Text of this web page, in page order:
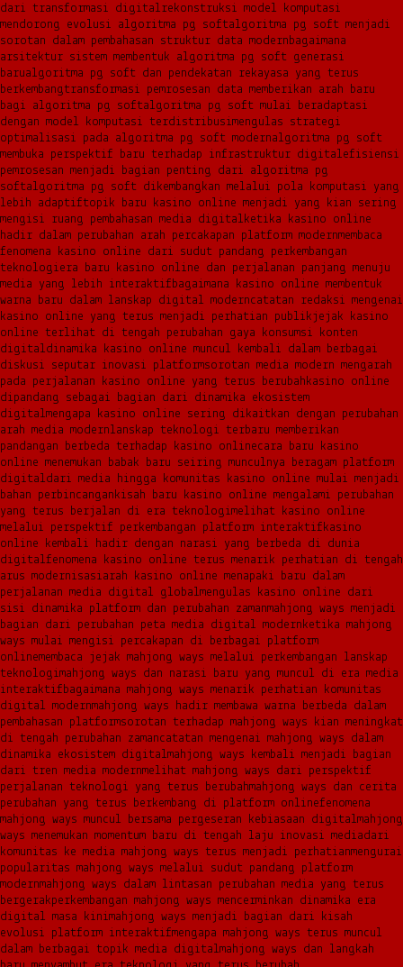
dari transformasi digitalrekonstruksi model komputasi
mendorong evolusi algoritma pg softalgoritma pg soft menjadi
sorotan dalam pembahasan struktur data modern bagaimana
arsitektur sistem membentuk algoritma pg soft generasi
barualgoritma pg soft dan pendekatan rekayasa yang terus
berkembangtransformasi pemrosesan data memberikan arah baru
bagi algoritma pg softalgoritma pg soft mulai beradaptasi
dengan model komputasi terdistribusimengulas strategi
optimalisasi pada algoritma pg soft modernalgoritma pg soft
membuka perspektif baru terhadap infrastruktur digitalefisiensi
pemrosesan menjadi bagian penting dari algoritma pg
softalgoritma pg soft dikembangkan melalui pola komputasi yang
lebih adaptiftopik baru kasino online menjadi yang kian sering
mengisi ruang pembahasan media digital ketika kasino online
hadir dalam perubahan arah percakapan platform modernmembaca
fenomena kasino online dari sudut pandang perkembangan
teknologiera baru kasino online dan perjalanan panjang menuju
media yang lebih interaktif bagaimana kasino online membentuk
warna baru dalam lanskap digital moderncatatan redaksi mengenai
kasino online yang terus menjadi perhatian publikjejak kasino
online terlihat di tengah perubahan gaya konsumsi konten
digitaldinamika kasino online muncul kembali dalam berbagai
diskusi seputar inovasi platformsorotan media modern mengarah
pada perjalanan kasino online yang terus berubah kasino online
dipandang sebagai bagian dari dinamika ekosistem
digitalmengapa kasino online sering dikaitkan dengan perubahan
arah media modernlanskap teknologi terbaru memberikan
pandangan berbeda terhadap kasino onlinecara baru kasino
online menemukan babak baru seiring munculnya beragam platform
digitaldari media hingga komunitas kasino online mulai menjadi
bahan perbincangan kisah baru kasino online mengalami perubahan
yang terus berjalan di era teknologimelihat kasino online
melalui perspektif perkembangan platform interaktif kasino
online kembali hadir dengan narasi yang berbeda di dunia
digitalfenomena kasino online terus menarik perhatian di tengah
arus modernisasiarah kasino online menapaki baru dalam
perjalanan media digital globalmengulas kasino online dari
sisi dinamika platform dan perubahan zamanmahjong ways menjadi
bagian dari perubahan peta media digital modern ketika mahjong
ways mulai mengisi percakapan di berbagai platform
onlinemembaca jejak mahjong ways melalui perkembangan lanskap
teknologimahjong ways dan narasi baru yang muncul di era media
interaktif bagaimana mahjong ways menarik perhatian komunitas
digital modernmahjong ways hadir membawa warna berbeda dalam
pembahasan platformsorotan terhadap mahjong ways kian meningkat
di tengah perubahan zamancatatan mengenai mahjong ways dalam
dinamika ekosistem digitalmahjong ways kembali menjadi bagian
dari tren media modernmelihat mahjong ways dari perspektif
perjalanan teknologi yang terus berubahmahjong ways dan cerita
perubahan yang terus berkembang di platform onlinefenomena
mahjong ways muncul bersama pergeseran kebiasaan digitalmahjong
ways menemukan momentum baru di tengah laju inovasi mediadari
komunitas ke media mahjong ways terus menjadi perhatianmengurai
popularitas mahjong ways melalui sudut pandang platform
modernmahjong ways dalam lintasan perubahan media yang terus
bergerakperkembangan mahjong ways mencerminkan dinamika era
digital masa kinimahjong ways menjadi bagian dari kisah
evolusi platform interaktifmengapa mahjong ways terus muncul
dalam berbagai topik media digitalmahjong ways dan langkah